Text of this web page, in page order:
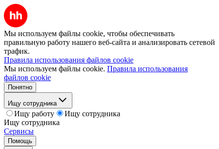
Мы используем файлы cookie, чтобы обеспечивать
правильную работу нашего веб-сайта и анализировать сетевой
трафик.
Правила использования файлов cookie
Мы используем файлы cookie. Правила использования
файлов cookie
Понятно
Ищу сотрудника
Ищу работу
Ищу сотрудника
Ищу сотрудника
Сервисы
Помощь